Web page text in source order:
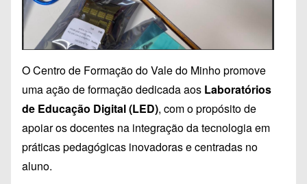
O Centro de Formação do Vale do Minho promove
uma ação de formação dedicada aos Laboratórios
de Educação Digital (LED), com o propósito de
apoiar os docentes na integração da tecnologia em
práticas pedagógicas inovadoras e centradas no
aluno.